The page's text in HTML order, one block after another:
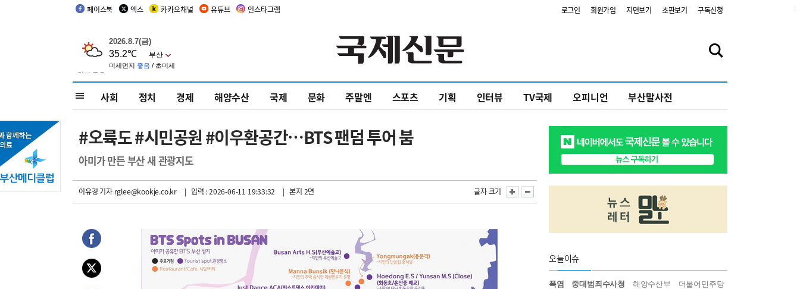
페이스북 엑스 카카오채널 유튜브 인스타그램 로그인 회원가입 지면보기 초판보기 구독신청
사회 정치 경제 해양수산 국제 문화 주말엔 스포츠 기획 인터뷰 TV국제 오피니언 부산말사전
#오륙도 #시민공원 #이우환공간…BTS 팬덤 투어 붐
아미가 만든 부산 새 관광지도
이유경 기자rglee@kookje.co.kr | 입력 : 2026-06-11 19:33:32 | 본지 2면 글자 크기
오늘이슈
폭염 중대범죄수사청 해양수산부
더불어민주당